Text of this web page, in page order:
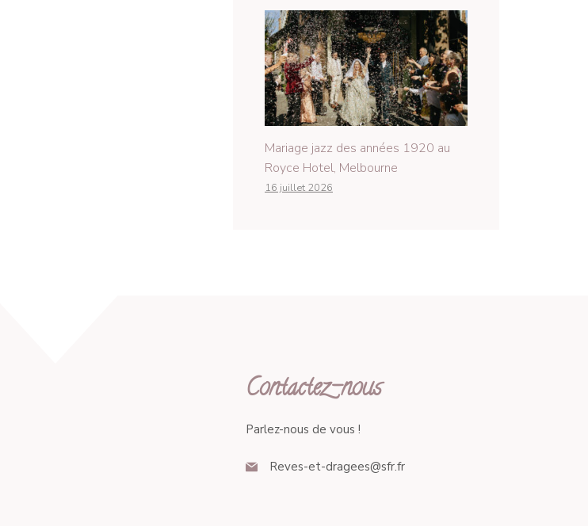
Mariage jazz des années 1920 au
Royce Hotel, Melbourne
16 juillet 2026
Contactez-nous
Parlez-nous de vous !
Reves-et-dragees@sfr.fr